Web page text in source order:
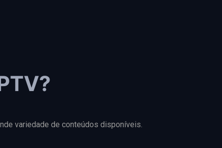
variedade de conteúdos disponíveis.